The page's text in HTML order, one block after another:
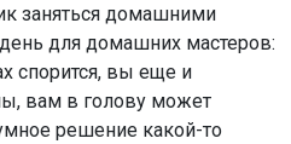
заняться домашними
для домашних мастеров:
спорится, вы еще и
вам в голову может
решение какой-то